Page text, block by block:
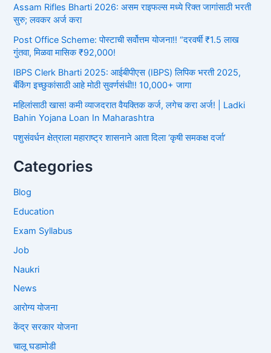
Assam Rifles Bharti 2026: असम राइफल्स मध्ये रिक्त जागांसाठी भरती
सुरु; लवकर अर्ज करा
Post Office Scheme: पोस्टाची सर्वोत्तम योजना!! “दरवर्षी ₹1.5 लाख
गुंतवा, मिळवा मासिक ₹92,000!
IBPS Clerk Bharti 2025: आईबीपीएस (IBPS) लिपिक भरती 2025,
बँकिंग इच्छुकांसाठी आहे मोठी सुवर्णसंधी!! 10,000+ जागा
महिलांसाठी खास! कमी व्याजदरात वैयक्तिक कर्ज, लगेच करा अर्ज! | Ladki
Bahin Yojana Loan In Maharashtra
पशुसंवर्धन क्षेत्राला महाराष्ट्र शासनाने आता दिला ‘कृषी समकक्ष दर्जा’
Categories
Blog
Education
Exam Syllabus
Job
Naukri
News
आरोग्य योजना
केंद्र सरकार योजना
चालू घडामोडी